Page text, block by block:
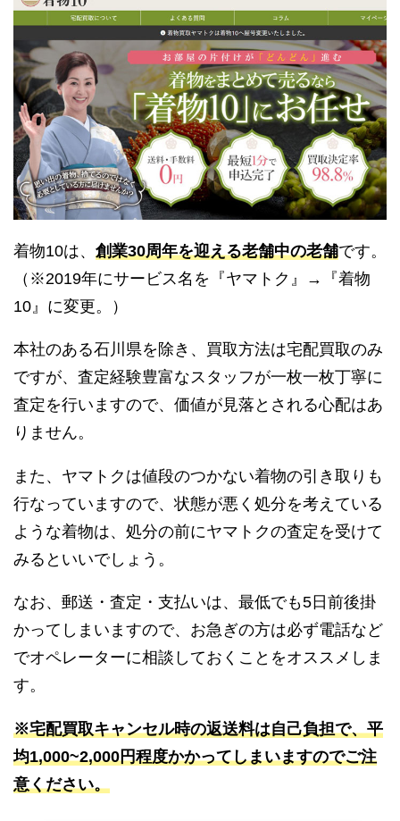
着物10は、 創業30周年を迎える老舗中の老舗です。
（※2019年にサービス名を『ヤマトク』→『着物
10』に変更。）
本社のある石川県を除き、買取方法は宅配買取のみ
ですが、査定経験豊富なスタッフが一枚一枚丁寧に
査定を行いますので、価値が見落とされる心配はあ
りません。
また、ヤマトクは値段のつかない着物の引き取りも
行なっていますので、状態が悪く処分を考えている
ような着物は、処分の前にヤマトクの査定を受けて
みるといいでしょう。
なお、郵送・査定・支払いは、最低でも5日前後掛
かってしまいますので、お急ぎの方は必ず電話など
でオペレーターに相談しておくことをオススメしま
す。
※宅配買取キャンセル時の返送料は自己負担で、平
均1,000~2,000円程度かかってしまいますのでご注
意ください。